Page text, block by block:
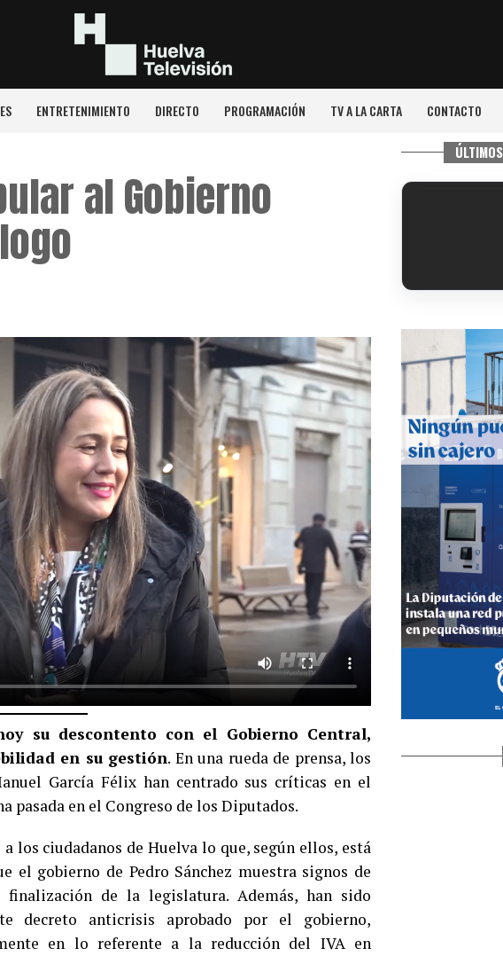
ENTRETENIMIENTO DIRECTO PROGRAMACIÓN TV A LA CARTA CONTACTO
al Gobierno
su descontento con el Gobierno Central,
en su gestión. En una rueda de prensa, los
García Félix han centrado sus críticas en el
pasada en el Congreso de los Diputados.
los ciudadanos de Huelva lo que, según ellos, está
el gobierno de Pedro Sánchez muestra signos de
de la legislatura. Además, han sido
decreto anticrisis aprobado por el gobierno,
en lo referente a la reducción del IVA en
6º DÍA DE
2026
·
QUINTA
hace 4 días·